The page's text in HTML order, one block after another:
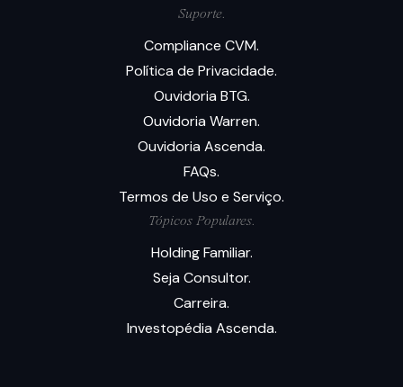
Suporte.
Compliance CVM.
Política de Privacidade.
Ouvidoria BTG.
Ouvidoria Warren.
Ouvidoria Ascenda.
FAQs.
Termos de Uso e Serviço.
Tópicos Populares.
Holding Familiar.
Seja Consultor.
Carreira.
Investopédia Ascenda.